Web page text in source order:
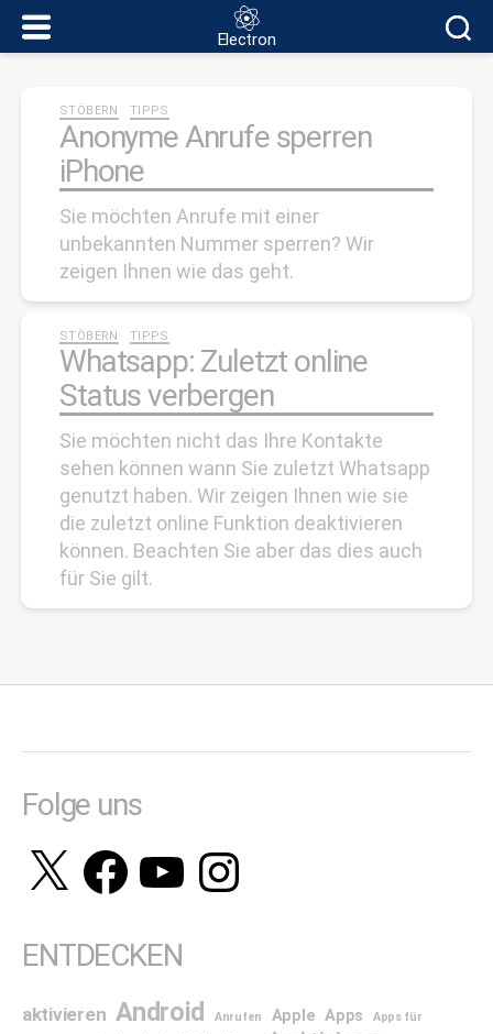
Electron
Electron
STÖBERN TIPPS
Anonyme Anrufe sperren
iPhone
Sie möchten Anrufe mit einer
unbekannten Nummer sperren? Wir
zeigen Ihnen wie das geht.
STÖBERN TIPPS
Whatsapp: Zuletzt online
Status verbergen
Sie möchten nicht das Ihre Kontakte
sehen können wann Sie zuletzt Whatsapp
genutzt haben. Wir zeigen Ihnen wie sie
die zuletzt online Funktion deaktivieren
können. Beachten Sie aber das dies auch
für Sie gilt.
Folge uns
X FacebookYouTubeInstagram
ENTDECKEN
aktivieren Android Anrufen Apple Apps
Apps für